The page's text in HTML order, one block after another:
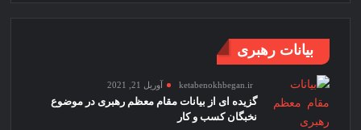
بیانات رهبری
ketabenokhbegan.ir آوریل 21, 2021
گزیده ای از بیانات مقام معظم رهبری در موضوع
نخبگان کسب و کار